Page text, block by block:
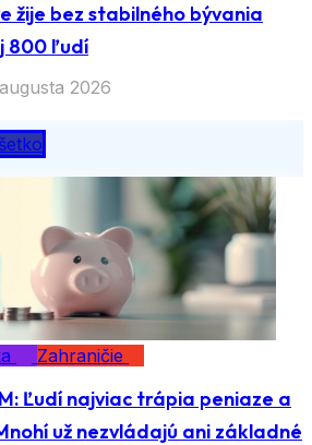
žije bez stabilného bývania
800 ľudí
2026
Zahraničie
Ľudí najviac trápia peniaze a
už nezvládajú ani základné